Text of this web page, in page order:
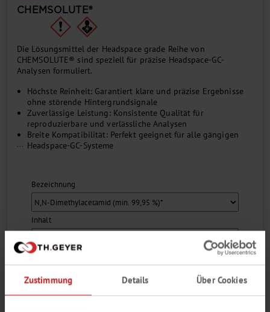
Zustimmung Details Über Cookies
CHEMSOLUTE®
Die Lösungsmittel der Headspace grade Reihe von
CHEMSOLUTE® sind speziell für präzise Headspace-GC-
Analysen formuliert.
Höchste Reinheit: Garantiert klare und präzise Ergebnisse
ohne störende Hintergrundsignale
Zuverlässige Leistung: Konsistente Qualität für
reproduzierbare und verlässliche Analysen
Breite Kompatibilität: Perfekt geeignet für alle gängigen
Headspace-GC-Systeme
...
Bezeichnung
Inhalt
Menge pro VE